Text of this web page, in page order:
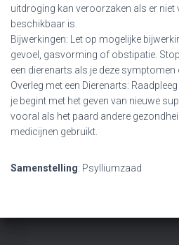
uitdroging kan veroorzaken als er niet
beschikbaar is.
Bijwerkingen: Let op mogelijke
gevoel, gasvorming of obstipatie.
een dierenarts als je deze symptomen
Overleg met een Dierenarts:
je begint met het geven van nieuwe
vooral als het paard andere
medicijnen gebruikt.
Samenstelling: Psylliumzaad